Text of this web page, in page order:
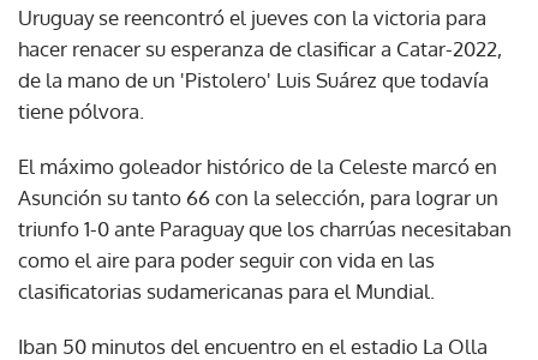
Uruguay se reencontró el jueves con la victoria para
hacer renacer su esperanza de clasificar a Catar-2022,
de la mano de un 'Pistolero' Luis Suárez que todavía
tiene pólvora.
El máximo goleador histórico de la Celeste marcó en
Asunción su tanto 66 con la selección, para lograr un
triunfo 1-0 ante Paraguay que los charrúas necesitaban
como el aire para poder seguir con vida en las
clasificatorias sudamericanas para el Mundial.
Iban 50 minutos del encuentro en el estadio La Olla